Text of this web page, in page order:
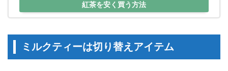
紅茶を安く買う方法
ミルクティーは切り替えアイテム